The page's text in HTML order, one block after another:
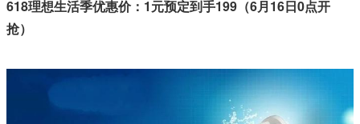
618理想生活季优惠价：1元预定到手199（6月16日0点开
抢）